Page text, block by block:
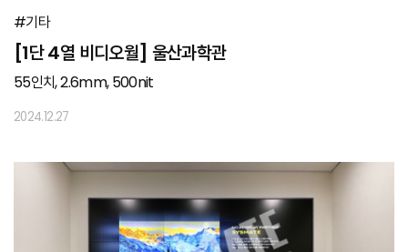
#기타
[1단 4열 비디오월] 울산과학관
55인치, 2.6mm, 500nit
2024.12.27